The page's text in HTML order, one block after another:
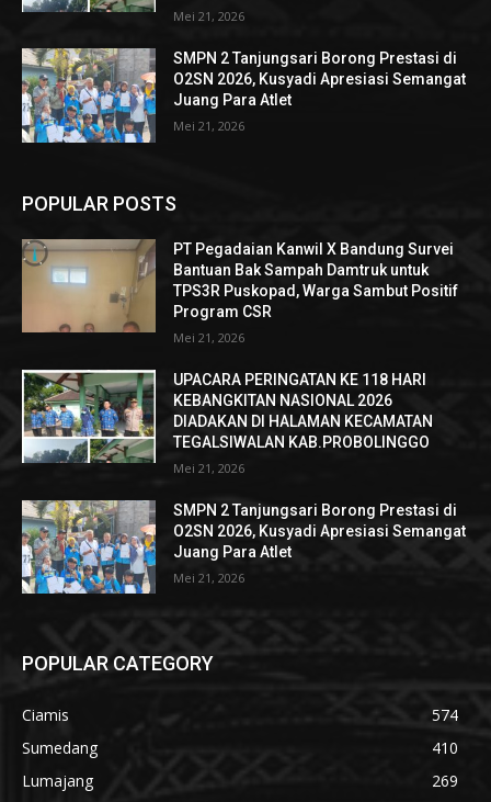
Mei 21, 2026
SMPN 2 Tanjungsari Borong Prestasi di
O2SN 2026, Kusyadi Apresiasi Semangat
Juang Para Atlet
Mei 21, 2026
POPULAR POSTS
PT Pegadaian Kanwil X Bandung Survei
Bantuan Bak Sampah Damtruk untuk
TPS3R Puskopad, Warga Sambut Positif
Program CSR
Mei 21, 2026
UPACARA PERINGATAN KE 118 HARI
KEBANGKITAN NASIONAL 2026
DIADAKAN DI HALAMAN KECAMATAN
TEGALSIWALAN KAB.PROBOLINGGO
Mei 21, 2026
SMPN 2 Tanjungsari Borong Prestasi di
O2SN 2026, Kusyadi Apresiasi Semangat
Juang Para Atlet
Mei 21, 2026
POPULAR CATEGORY
Ciamis
574
Sumedang
410
Lumajang
269